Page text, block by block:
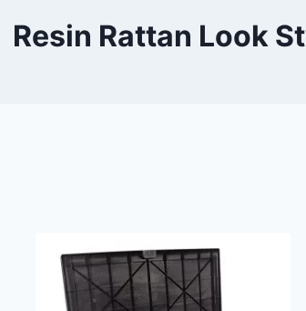
Resin Rattan Look